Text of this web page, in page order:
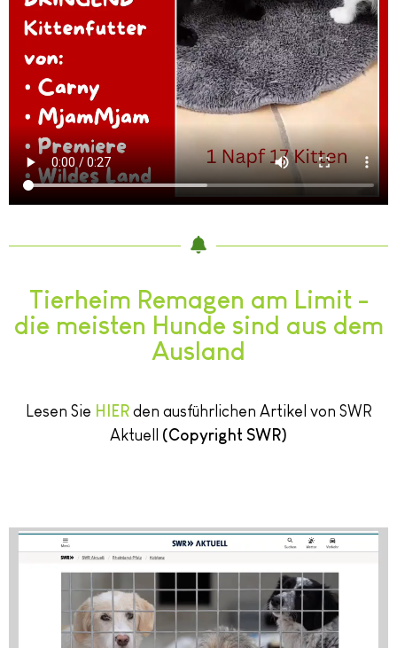
Tierheim Remagen am Limit -
die meisten Hunde sind aus dem
Ausland
Lesen Sie HIERden ausführlichen Artikel von SWR
Aktuell (Copyright SWR)